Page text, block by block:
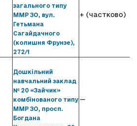
загального типу
ММР ЗО, вул.
Гетьмана
Сагайдачного
(колишня Фрунзе),
272/1
+ (частково)
Дошкільний
навчальний заклад
№ 20 «Зайчик»
комбінованого типу
ММР ЗО, просп.
Богдана
—